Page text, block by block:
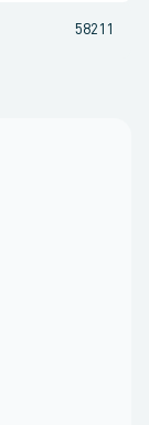
58211